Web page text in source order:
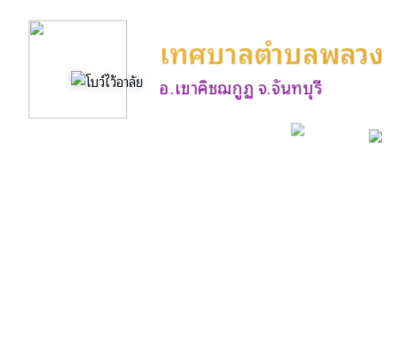
เทศบาลตำบลพลวง
อ.เขาคิชฌกูฏ จ.จันทบุรี